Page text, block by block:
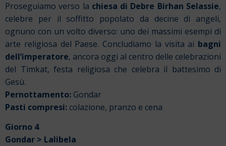
Proseguiamo verso la chiesa di Debre Birhan Selassie,
celebre per il soffitto popolato da decine di angeli,
ognuno con un volto diverso: uno dei massimi esempi di
arte religiosa del Paese. Concludiamo la visita ai bagni
dell’imperatore, ancora oggi al centro delle celebrazioni
del Timkat, festa religiosa che celebra il battesimo di
Gesù.
Pernottamento: Gondar
Pasti compresi: colazione, pranzo e cena
Giorno 4
Gondar > Lalibela